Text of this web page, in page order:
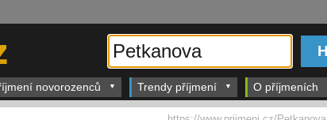
novorozenců Trendy příjmení O příjmeních